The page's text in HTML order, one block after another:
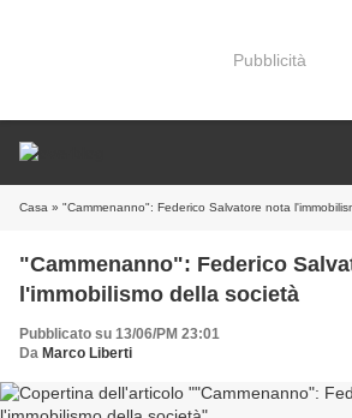
Pubblicità
Casa » "Cammenanno": Federico Salvatore nota
"Cammenanno": Federico
l'immobilismo della società
Pubblicato su 13/06/PM 23:01
Da Marco Liberti